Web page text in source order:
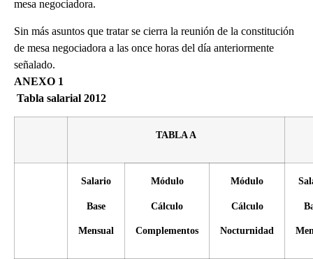
mesa negociadora.
Sin más asuntos que tratar se cierra la reunión de la constitución
de mesa negociadora a las once horas del día anteriormente
señalado.
ANEXO 1
Tabla salarial 2012
TABLA A
Salario
Base
Mensual
Módulo
Cálculo
Complementos
Módulo
Cálculo
Nocturnidad